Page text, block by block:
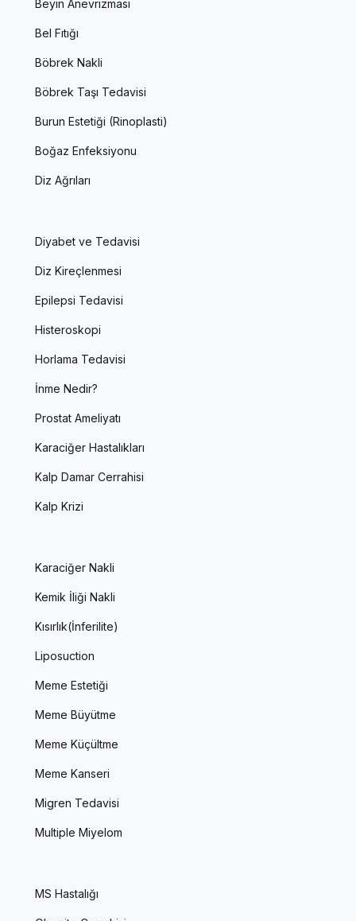
Beyin Anevrizması
Bel Fıtığı
Böbrek Nakli
Böbrek Taşı Tedavisi
Burun Estetiği (Rinoplasti)
Boğaz Enfeksiyonu
Diz Ağrıları
Diyabet ve Tedavisi
Diz Kireçlenmesi
Epilepsi Tedavisi
Histeroskopi
Horlama Tedavisi
İnme Nedir?
Prostat Ameliyatı
Karaciğer Hastalıkları
Kalp Damar Cerrahisi
Kalp Krizi
Karaciğer Nakli
Kemik İliği Nakli
Kısırlık(İnferilite)
Liposuction
Meme Estetiği
Meme Büyütme
Meme Küçültme
Meme Kanseri
Migren Tedavisi
Multiple Miyelom
MS Hastalığı